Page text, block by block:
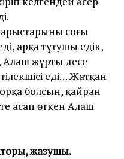
соңғы
арқа тұтушы едік,
Алаш жұрты десе
еді… Жатқан
болсын, қайран
аңсап өткен Алаш
жазушы.